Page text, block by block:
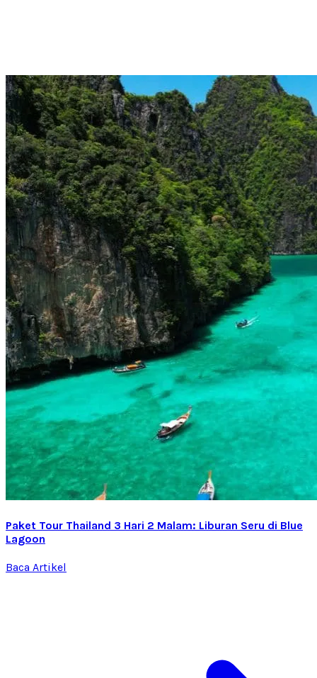
Paket Tour Thailand 3 Hari 2 Malam: Liburan Seru di Blue
Lagoon
Baca Artikel